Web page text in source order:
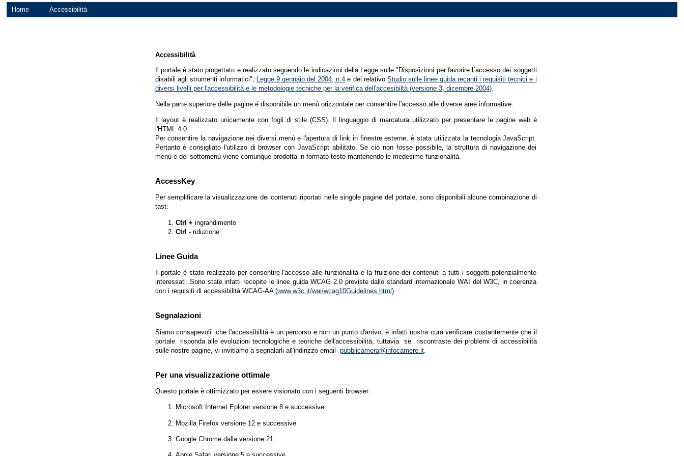
Home Accessibilità
Accessibilità
Il portale è stato progettato e realizzato seguendo le indicazioni della Legge sulle "Disposizioni per favorire l´accesso dei soggetti
disabili agli strumenti informatici", Legge 9 gennaio del 2004, n.4 e del relativo Studio sulle linee guida recanti i requisiti tecnici e i
diversi livelli per l'accessibilità e le metodologie tecniche per la verifica dell'accesibiltà (versione 3, dicembre 2004).
Nella parte superiore delle pagine é disponibile un menù orizzontale per consentire l'accesso alle diverse aree informative.
Il layout è realizzato unicamente con fogli di stile (CSS). Il linguaggio di marcatura utilizzato per presentare le pagine web è
l'HTML 4.0.
Per consentire la navigazione nei diversi menù e l'apertura di link in finestre esterne, è stata utilizzata la tecnologia JavaScript.
Pertanto è consigliato l'utilizzo di browser con JavaScript abilitato. Se ciò non fosse possibile, la struttura di navigazione dei
menù e dei sottomenù viene comunque prodotta in formato testo mantenendo le medesime funzionalità.
AccessKey
Per semplificare la visualizzazione dei contenuti riportati nelle singole pagine del portale, sono disponibili alcune combinazione di
tast:
Ctrl + ingrandimento
Ctrl -riduzione
Linee Guida
Il portale è stato realizzato per consentire l'accesso alle funzionalità e la fruizione dei contenuti a tutti i soggetti potenzialmente
interessati. Sono state infatti recepite le linee guida WCAG 2.0 previste dallo standard internazionale WAI del W3C, in coerenza
con i requisiti di accessibilità WCAG-AA (www.w3c.it/wai/wcag10Guidelines.html ).
Segnalazioni
Siamo consapevoli che l'accessibilità è un percorso e non un punto d'arrivo, è infatti nostra cura verificare costantemente che il
portale risponda alle evoluzioni tecnologiche e teoriche dell'accessibilità, tuttavia se riscontraste dei problemi di accessibilità
sulle nostre pagine, vi invitiamo a segnalarli all'indirizzo email pubblicamera@infocamere.it.
Per una visualizzazione ottimale
Questo portale è ottimizzato per essere visionato con i seguenti browser:
Microsoft Internet Eplorer versione 8 e successive
Mozilla Firefox versione 12 e successive
Google Chrome dalla versione 21